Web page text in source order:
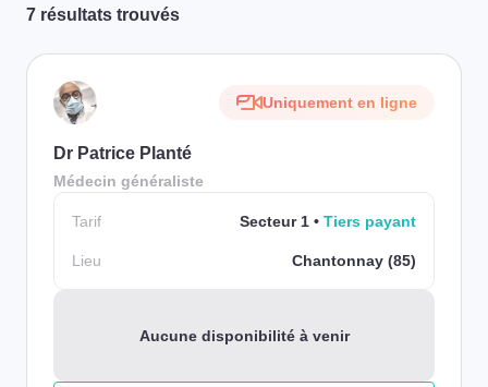
7 résultats trouvés
Uniquement en ligne
Dr Patrice Planté
Médecin généraliste
Tarif Secteur 1 Tiers payant
Lieu Chantonnay (85)
Aucune disponibilité à venir